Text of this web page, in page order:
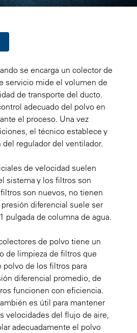
se encarga un colector de
servicio mide el volumen de
de transporte del ducto.
adecuado del polvo en
el proceso. Una vez
el técnico establece y
regulador del ventilador.
de velocidad suelen
sistema y los filtros son
son nuevos, no tienen
diferencial suele ser
pulgada de columna de agua.
de polvo tiene un
de limpieza de filtros que
polvo de los filtros para
diferencial promedio, de
funcionen con eficiencia.
es útil para mantener
velocidades del flujo de aire,
adecuadamente el polvo